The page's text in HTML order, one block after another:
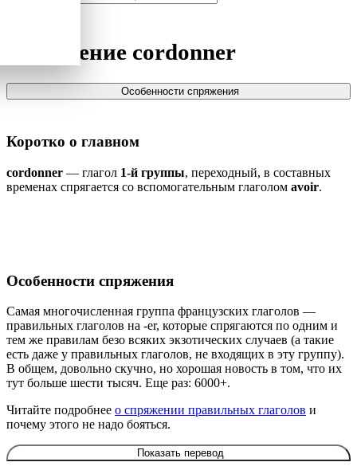
Спряжение cordonner
Особенности спряжения
Коротко о главном
cordonner — глагол 1-й группы, переходный, в составных
временах спрягается со вспомогательным глаголом avoir.
Особенности спряжения
Самая многочисленная группа французских глаголов —
правильных глаголов на -er, которые спрягаются по одним и
тем же правилам безо всяких экзотических случаев (а такие
есть даже у правильных глаголов, не входящих в эту группу).
В общем, довольно скучно, но хорошая новость в том, что их
тут больше шести тысяч. Еще раз: 6000+.
Читайте подробнее о спряжении правильных глаголов и
почему этого не надо бояться.
Показать перевод